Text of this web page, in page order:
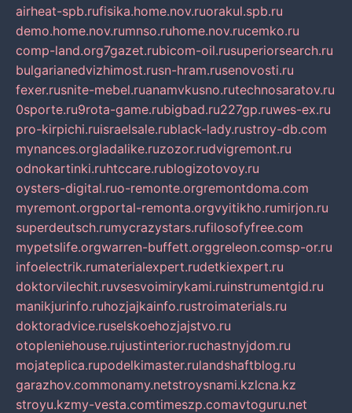
airheat-spb.rufisika.home.nov.ruorakul.spb.ru
demo.home.nov.rumnso.ruhome.nov.rucemko.ru
comp-land.org7gazet.rubicom-oil.rusuperiorsearch.ru
bulgarianedvizhimost.rusn-hram.rusenovosti.ru
fexer.rusnite-mebel.ruanamvkusno.rutechnosaratov.ru
0sporte.ru9rota-game.rubigbad.ru227gp.ruwes-ex.ru
pro-kirpichi.ruisraelsale.rublack-lady.rustroy-db.com
mynances.orgladalike.ruzozor.rudvigremont.ru
odnokartinki.ruhtccare.rublogizotovoy.ru
oysters-digital.ruo-remonte.orgremontdoma.com
myremont.orgportal-remonta.orgvyitikho.rumirjon.ru
superdeutsch.rumycrazystars.rufilosofyfree.com
mypetslife.orgwarren-buffett.orggreleon.comsp-or.ru
infoelectrik.rumaterialexpert.rudetkiexpert.ru
doktorvilechit.ruvsesvoimirykami.ruinstrumentgid.ru
manikjurinfo.ruhozjajkainfo.rustroimaterials.ru
doktoradvice.ruselskoehozjajstvo.ru
otopleniehouse.rujustinterior.ruchastnyjdom.ru
mojateplica.rupodelkimaster.rulandshaftblog.ru
garazhov.commonamy.netstroysnami.kzlcna.kz
stroyu.kzmy-vesta.comtimeszp.comavtoguru.net